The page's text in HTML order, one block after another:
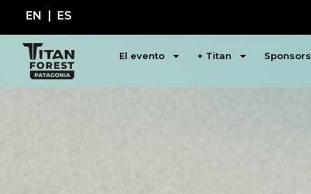
EN ES
El evento + Titan Sponsors